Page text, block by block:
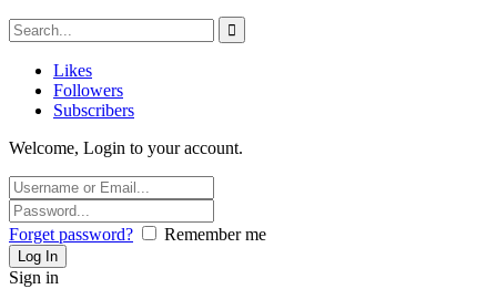
Likes
Followers
Subscribers
Welcome, Login to your account.
Forget password? Remember me
Sign in